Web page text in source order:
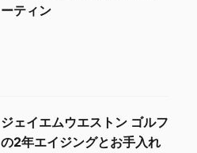
ーティン
ジェイエムウエストン ゴルフ
の2年エイジングとお手入れ